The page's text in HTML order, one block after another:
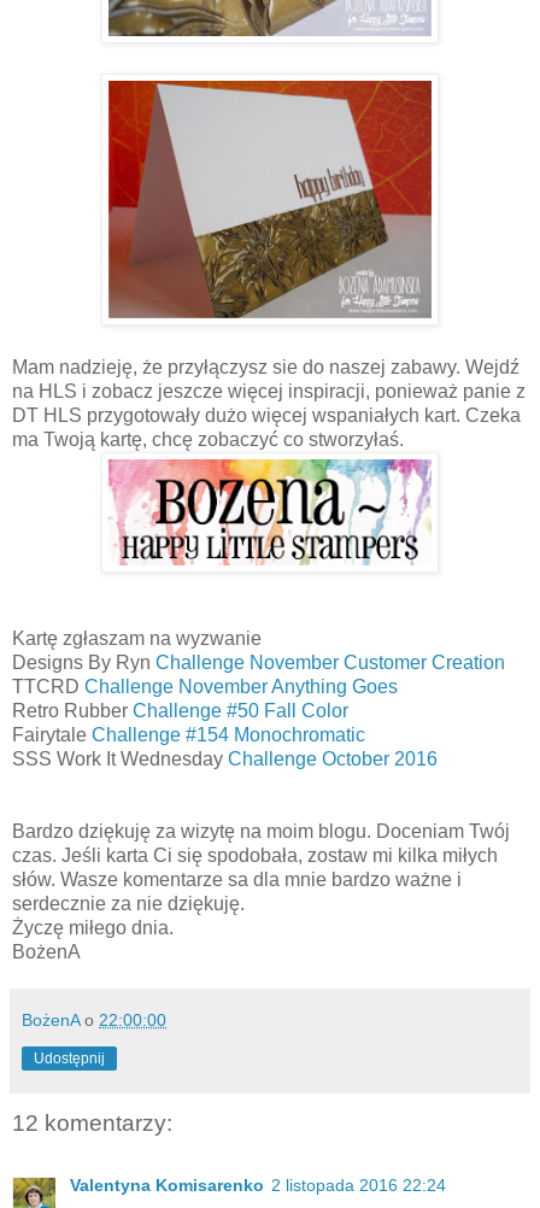
Mam nadzieję, że przyłączysz sie do naszej zabawy. Wejdź
na HLS i zobacz jeszcze więcej inspiracji, ponieważ panie z
DT HLS przygotowały dużo więcej wspaniałych kart. Czeka
ma Twoją kartę, chcę zobaczyć co stworzyłaś.
Kartę zgłaszam na wyzwanie
Designs By Ryn Challenge November Customer Creation
TTCRD Challenge November Anything Goes
Retro Rubber Challenge #50 Fall Color
Fairytale Challenge #154 Monochromatic
SSS Work It Wednesday Challenge October 2016
Bardzo dziękuję za wizytę na moim blogu. Doceniam Twój
czas. Jeśli karta Ci się spodobała, zostaw mi kilka miłych
słów. Wasze komentarze sa dla mnie bardzo ważne i
serdecznie za nie dziękuję.
Życzę miłego dnia.
BożenA
BożenA o 22:00:00
Udostępnij
12 komentarzy:
Valentyna Komisarenko 2 listopada 2016 22:24